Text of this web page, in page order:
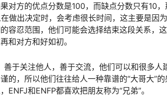
对方的优点分数是100，而缺点分数只有10
做出决定时，会考虑很长时间，这主要是因
容忍范围，他们可能会选择结束这段关系，
和对方和好如初。
于关注他人，善于交流，他们可以和很多人
的，所以他们往往给人一种靠谱的“大哥大”
和ENFP都喜欢把朋友称为“兄弟”。